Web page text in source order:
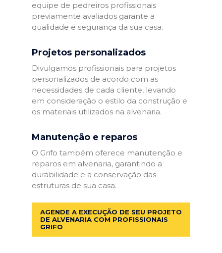
equipe de pedreiros profissionais
previamente avaliados garante a
qualidade e segurança da sua casa.
Projetos personalizados
Divulgamos profissionais para projetos
personalizados de acordo com as
necessidades de cada cliente, levando
em consideração o estilo da construção e
os materiais utilizados na alvenaria.
Manutenção e reparos
O Grifo também oferece manutenção e
reparos em alvenaria, garantindo a
durabilidade e a conservação das
estruturas de sua casa.
AGENDE A EXECUÇÃO DE SEU PROJETO
DE ALVENARIA COM PROFISSIONAIS
GRIFO